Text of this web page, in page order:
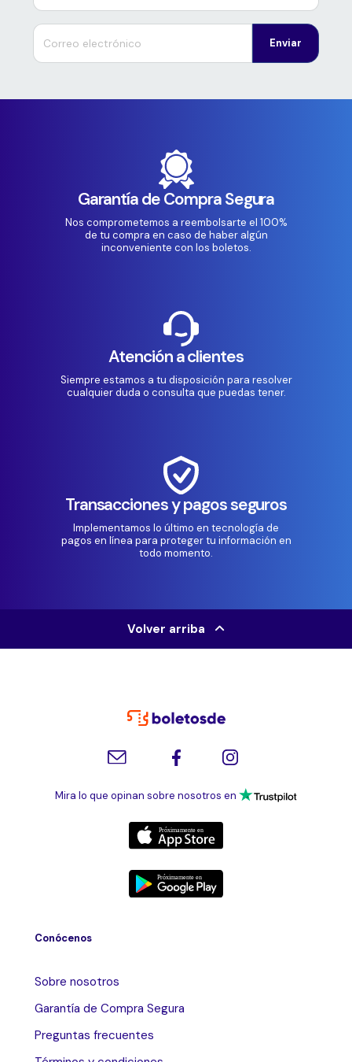
Enviar
Garantía de Compra Segura
Nos comprometemos a reembolsarte el 100%
de tu compra en caso de haber algún
inconveniente con los boletos.
Atención a clientes
Siempre estamos a tu disposición para resolver
cualquier duda o consulta que puedas tener.
Transacciones y pagos seguros
Implementamos lo último en tecnología de
pagos en línea para proteger tu información en
todo momento.
Volver arriba
Mira lo que opinan sobre nosotros en
Conócenos
Sobre nosotros
Garantía de Compra Segura
Preguntas frecuentes